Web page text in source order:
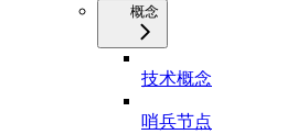
概念
技术概念
哨兵节点